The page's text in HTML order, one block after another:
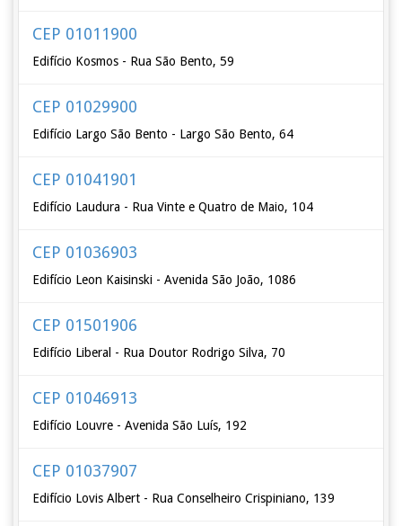
CEP 01011900
Edifício Kosmos - Rua São Bento, 59
CEP 01029900
Edifício Largo São Bento - Largo São Bento, 64
CEP 01041901
Edifício Laudura - Rua Vinte e Quatro de Maio, 104
CEP 01036903
Edifício Leon Kaisinski - Avenida São João, 1086
CEP 01501906
Edifício Liberal - Rua Doutor Rodrigo Silva, 70
CEP 01046913
Edifício Louvre - Avenida São Luís, 192
CEP 01037907
Edifício Lovis Albert - Rua Conselheiro Crispiniano, 139